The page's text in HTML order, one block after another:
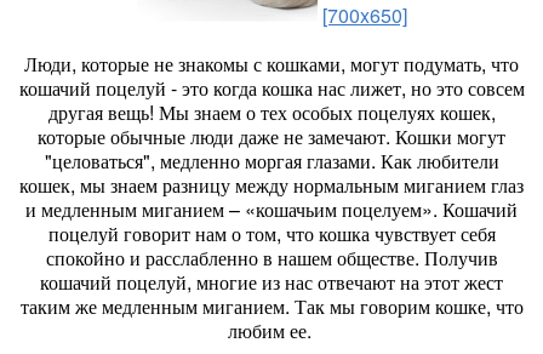
[700x650]
Люди, которые не знакомы с кошками, могут подумать, что
кошачий поцелуй - это когда кошка нас лижет, но это совсем
другая вещь! Мы знаем о тех особых поцелуях кошек,
которые обычные люди даже не замечают. Кошки могут
"целоваться", медленно моргая глазами. Как любители
кошек, мы знаем разницу между нормальным миганием глаз
и медленным миганием – «кошачьим поцелуем». Кошачий
поцелуй говорит нам о том, что кошка чувствует себя
спокойно и расслабленно в нашем обществе. Получив
кошачий поцелуй, многие из нас отвечают на этот жест
таким же медленным миганием. Так мы говорим кошке, что
любим ее.